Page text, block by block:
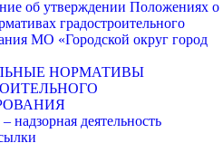
об утверждении Положениях о
градостроительного
МО «Городской округ город
НОРМАТИВЫ
надзорная деятельность